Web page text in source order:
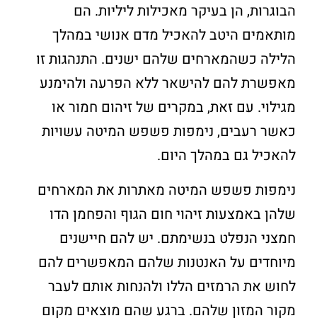
הבוגרות, הן בעיקר מאכילות ליליות. הם
מותאמים היטב להאכיל מדם אנושי במהלך
הלילה כשהמארחים שלהם ישנים. התנהגות זו
מאפשרת להם להישאר ללא הפרעה ולהימנע
מגילוי. עם זאת, במקרים של זיהום חמור או
כאשר רעבים, נימפות פשפש המיטה עשויות
להאכיל גם במהלך היום.
נימפות פשפש המיטה מאתרות את המארחים
שלהן באמצעות זיהוי חום הגוף והפחמן הדו
חמצני הנפלט בנשימתם. יש להם חיישנים
מיוחדים על האנטנות שלהם המאפשרים להם
לחוש את הרמזים הללו ולהנחות אותם לעבר
מקור המזון שלהם. ברגע שהם מוצאים מקום